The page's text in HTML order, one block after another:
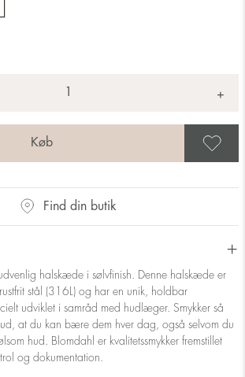
+
Find din butik
halskæde i sølvfinish. Denne halskæde er
stål (316L) og har en unik, holdbar
udviklet i samråd med hudlæger. Smykker så
at du kan bære dem hver dag, også selvom du
hud. Blomdahl er kvalitetssmykker fremstillet
og dokumentation.